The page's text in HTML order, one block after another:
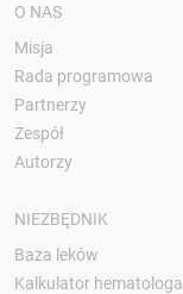
O NAS
Misja
Rada programowa
Partnerzy
Zespół
Autorzy
NIEZBĘDNIK
Baza leków
Kalkulator hematologa